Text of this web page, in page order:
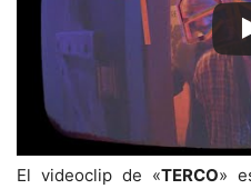
El videoclip de «TERCO»